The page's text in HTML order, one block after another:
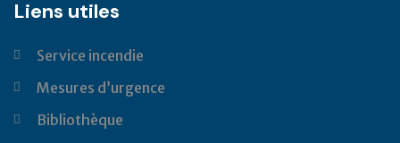
Liens utiles
Service incendie
Mesures d’urgence
Bibliothèque